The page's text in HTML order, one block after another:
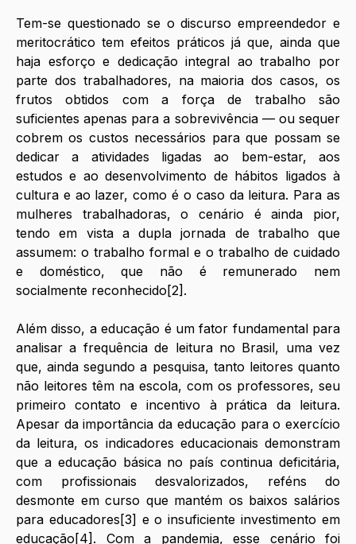
Tem-se questionado se o discurso empreendedor e
meritocrático tem efeitos práticos já que, ainda que
haja esforço e dedicação integral ao trabalho por
parte dos trabalhadores, na maioria dos casos, os
frutos obtidos com a força de trabalho são
suficientes apenas para a sobrevivência — ou sequer
cobrem os custos necessários para que possam se
dedicar a atividades ligadas ao bem-estar, aos
estudos e ao desenvolvimento de hábitos ligados à
cultura e ao lazer, como é o caso da leitura. Para as
mulheres trabalhadoras, o cenário é ainda pior,
tendo em vista a dupla jornada de trabalho que
assumem: o trabalho formal e o trabalho de cuidado
e doméstico, que não é remunerado nem
socialmente reconhecido[2].
Além disso, a educação é um fator fundamental para
analisar a frequência de leitura no Brasil, uma vez
que, ainda segundo a pesquisa, tanto leitores quanto
não leitores têm na escola, com os professores, seu
primeiro contato e incentivo à prática da leitura.
Apesar da importância da educação para o exercício
da leitura, os indicadores educacionais demonstram
que a educação básica no país continua deficitária,
com profissionais desvalorizados, reféns do
desmonte em curso que mantém os baixos salários
para educadores[3] e o insuficiente investimento em
educação[4]. Com a pandemia, esse cenário foi